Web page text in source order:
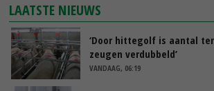
LAATSTE NIEUWS
‘Door hittegolf is aantal
zeugen verdubbeld’
VANDAAG, 06:19